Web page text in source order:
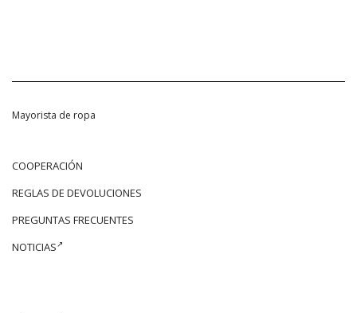
Mayorista de ropa
COOPERACIÓN
REGLAS DE DEVOLUCIONES
PREGUNTAS FRECUENTES
NOTICIAS